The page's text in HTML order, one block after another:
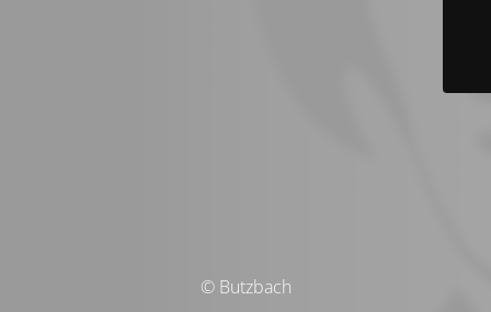
© Butzbach